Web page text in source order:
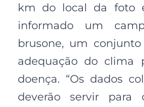
km do local da foto
informado um
brusone, um
adequação do clima
doença. “Os dados
deverão servir